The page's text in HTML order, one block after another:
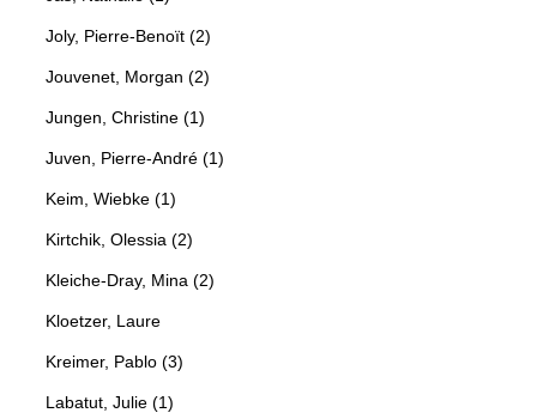
Joly, Pierre-Benoït (2)
Jouvenet, Morgan (2)
Jungen, Christine (1)
Juven, Pierre-André (1)
Keim, Wiebke (1)
Kirtchik, Olessia (2)
Kleiche-Dray, Mina (2)
Kloetzer, Laure
Kreimer, Pablo (3)
Labatut, Julie (1)